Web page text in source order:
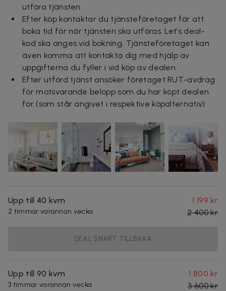
utföra tjänsten
Efter köp kontaktar du tjänsteföretaget för att
boka tid för när tjänsten ska utföras. Let’s deal-
kod ska anges vid bokning. Tjänsteföretaget kan
även komma att kontakta dig med hjälp av
uppgifterna du fyller i vid köp av dealen.
Efter utförd tjänst ansöker företaget RUT-avdrag
för motsvarande belopp som du har köpt dealen
för (som står angivet i respektive köpalternativ)
Upp till 40 kvm
2 timmar varannan vecka
1 199 kr
2 400 kr
DEAL SNART TILLBAKA
Upp till 90 kvm
3 timmar varannan vecka
1 800 kr
3 600 kr